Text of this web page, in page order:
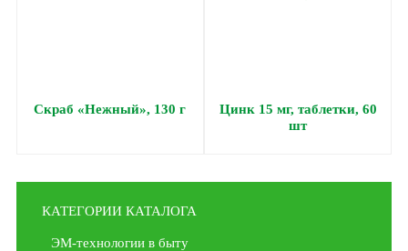
Скраб «Нежный», 130 г
Цинк 15 мг, таблетки, 60
шт
КАТЕГОРИИ КАТАЛОГА
ЭМ-технологии в быту